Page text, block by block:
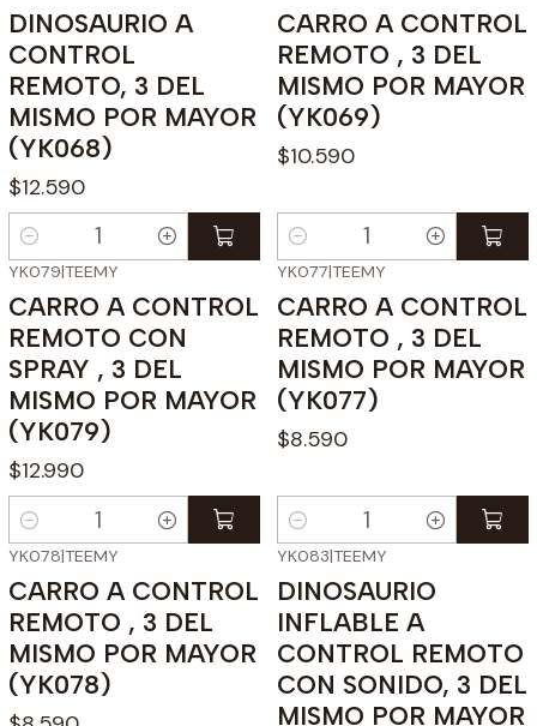
DINOSAURIO A
CONTROL
REMOTO, 3 DEL
MISMO POR MAYOR
(YK068)
$12.590
Cantidad
CARRO A CONTROL
REMOTO , 3 DEL
MISMO POR MAYOR
(YK069)
$10.590
Cantidad
YK079|TEEMY
CARRO A CONTROL
REMOTO CON
SPRAY , 3 DEL
MISMO POR MAYOR
(YK079)
$12.990
Cantidad
YK077|TEEMY
CARRO A CONTROL
REMOTO , 3 DEL
MISMO POR MAYOR
(YK077)
$8.590
Cantidad
YK078|TEEMY
CARRO A CONTROL
REMOTO , 3 DEL
MISMO POR MAYOR
(YK078)
YK083|TEEMY
DINOSAURIO
INFLABLE A
CONTROL REMOTO
CON SONIDO, 3 DEL
MISMO POR MAYOR